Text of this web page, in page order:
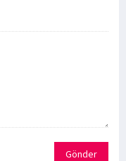
Gönder